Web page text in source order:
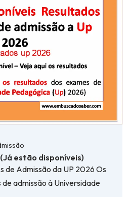
estão disponíveis)
de Admissão da UP 2026 Os
admissão à Universidade